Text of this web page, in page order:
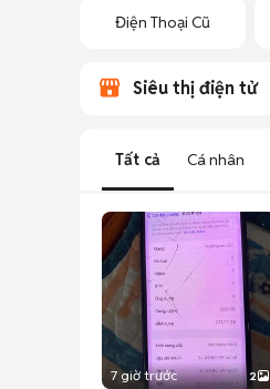
Điện Thoại Cũ
Siêu thị điện tử
Tất cả Cá nhân
7 giờ trước 2